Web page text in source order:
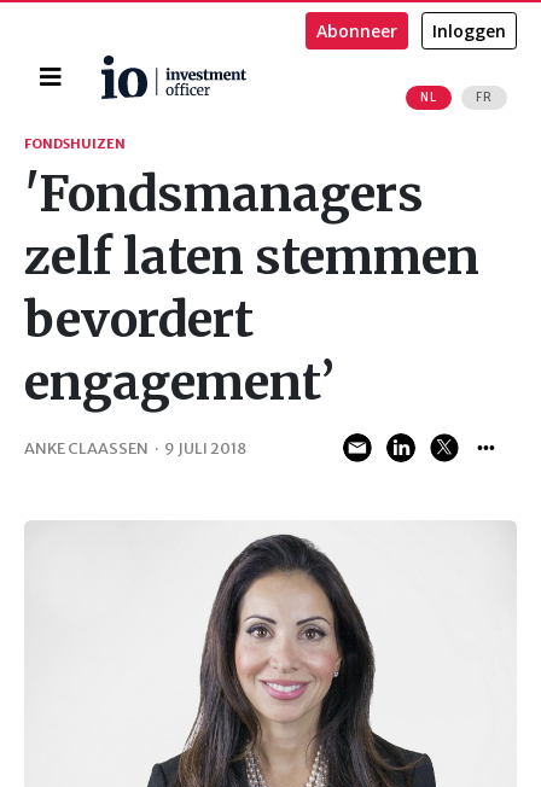
Home
NL FR
Abonneer Inloggen
Zoeken
FONDSHUIZEN
'Fondsmanagers
zelf laten stemmen
bevordert
engagement’
ANKE CLAASSEN · 9 JULI 2018